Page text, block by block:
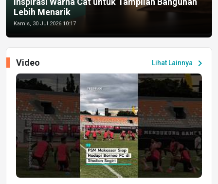
Lebih Menarik
Kamis, 30 Jul 2026 10:17
Lihat Lainnya chevron_right
Video